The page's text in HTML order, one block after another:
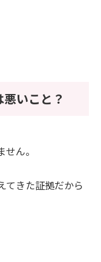
いこと？
ん。
てきた証拠だから